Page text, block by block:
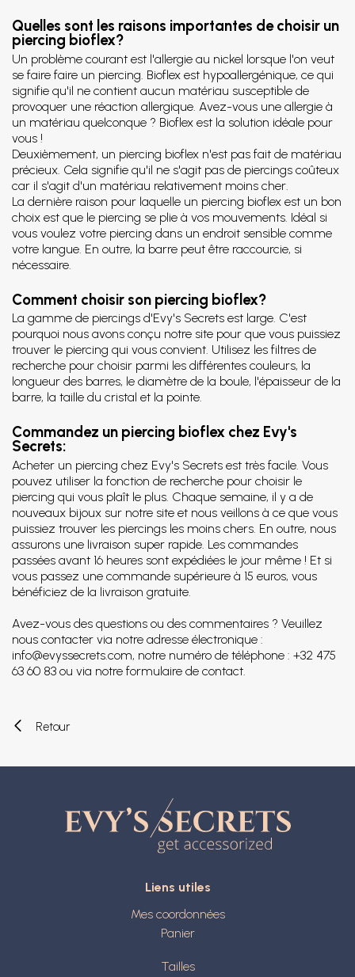
Quelles sont les raisons importantes de choisir un
piercing bioflex?
Un problème courant est l'allergie au nickel lorsque l'on veut
se faire faire un piercing. Bioflex est hypoallergénique, ce qui
signifie qu'il ne contient aucun matériau susceptible de
provoquer une réaction allergique. Avez-vous une allergie à
un matériau quelconque ? Bioflex est la solution idéale pour
vous !
Deuxièmement, un piercing bioflex n'est pas fait de matériau
précieux. Cela signifie qu'il ne s'agit pas de piercings coûteux
car il s'agit d'un matériau relativement moins cher.
La dernière raison pour laquelle un piercing bioflex est un bon
choix est que le piercing se plie à vos mouvements. Idéal si
vous voulez votre piercing dans un endroit sensible comme
votre langue. En outre, la barre peut être raccourcie, si
nécessaire.
Comment choisir son piercing bioflex?
La gamme de piercings d'Evy's Secrets est large. C'est
pourquoi nous avons conçu notre site pour que vous puissiez
trouver le piercing qui vous convient. Utilisez les filtres de
recherche pour choisir parmi les différentes couleurs, la
longueur des barres, le diamètre de la boule, l'épaisseur de la
barre, la taille du cristal et la pointe.
Commandez un piercing bioflex chez Evy's
Secrets:
Acheter un piercing chez Evy's Secrets est très facile. Vous
pouvez utiliser la fonction de recherche pour choisir le
piercing qui vous plaît le plus. Chaque semaine, il y a de
nouveaux bijoux sur notre site et nous veillons à ce que vous
puissiez trouver les piercings les moins chers. En outre, nous
assurons une livraison super rapide. Les commandes
passées avant 16 heures sont expédiées le jour même ! Et si
vous passez une commande supérieure à 15 euros, vous
bénéficiez de la livraison gratuite.
Avez-vous des questions ou des commentaires ? Veuillez
nous contacter via notre adresse électronique :
info@evyssecrets.com, notre numéro de téléphone : +32 475
63 60 83 ou via notre formulaire de contact.
Retour
Liens utiles
Mes coordonnées
Panier
Tailles